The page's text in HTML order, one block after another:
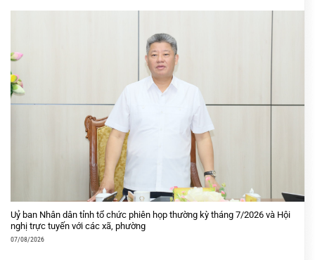
Uỷ ban Nhân dân tỉnh tổ chức phiên họp thường kỳ tháng 7/2026 và Hội
nghị trực tuyến với các xã, phường
07/08/2026